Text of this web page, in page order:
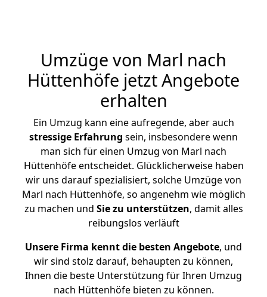
Umzüge von Marl nach
Hüttenhöfe jetzt Angebote
erhalten
Ein Umzug kann eine aufregende, aber auch
stressige Erfahrung sein, insbesondere wenn
man sich für einen Umzug von Marl nach
Hüttenhöfe entscheidet. Glücklicherweise haben
wir uns darauf spezialisiert, solche Umzüge von
Marl nach Hüttenhöfe, so angenehm wie möglich
zu machen und Sie zu unterstützen, damit alles
reibungslos verläuft
Unsere Firma kennt die besten Angebote, und
wir sind stolz darauf, behaupten zu können,
Ihnen die beste Unterstützung für Ihren Umzug
nach Hüttenhöfe bieten zu können.